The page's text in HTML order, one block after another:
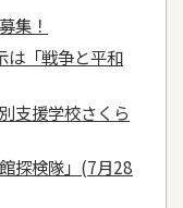
集！
は「戦争と平和
支援学校さくら
探検隊」(7月28